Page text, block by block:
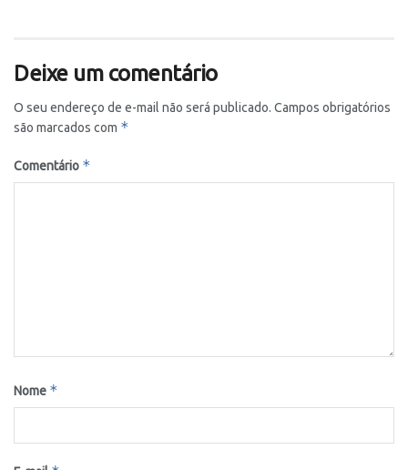
Deixe um comentário
O seu endereço de e-mail não será publicado. Campos obrigatórios
são marcados com *
Comentário *
Nome *